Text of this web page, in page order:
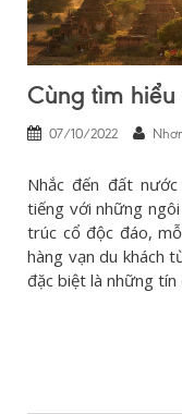
Cùng tìm
07/10/2022
Nhắc đến đất
tiếng với những
trúc cổ độc đáo,
hàng vạn du khách
đặc biệt là những